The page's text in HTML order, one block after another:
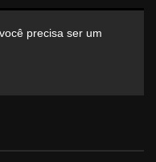
precisa ser um